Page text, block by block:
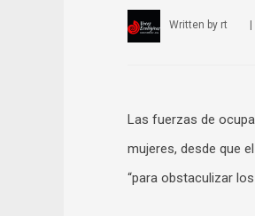
Written by rt
Las fuerzas de
mujeres, desde que
“para obstaculizar